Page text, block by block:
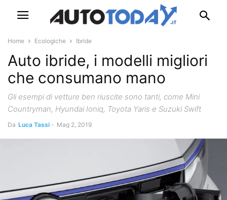
Home Ecologiche Ibride
Auto ibride, i modelli migliori
che consumano mano
Gli esempi di vetture ben riuscite sono tanti, come Mini
Countryman, Hyundai Ioniq, Toyota Yaris e Suzuki Swift
Da Luca Tassi - Mag 2, 2019